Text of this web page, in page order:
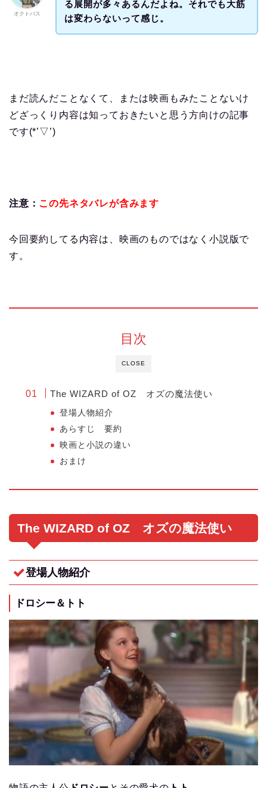
オクトパス
る展開が多々あるんだよね。それでも大筋
は変わらないって感じ。
まだ読んだことなくて、または映画もみたことないけ
どざっくり内容は知っておきたいと思う方向けの記事
です(*’▽’)
注意： この先ネタバレが含みます
今回要約してる内容は、映画のものではなく小説版で
す。
CLOSE
目次
The WIZARD of OZ オズの魔法使い
登場人物紹介
あらすじ 要約
映画と小説の違い
おまけ
The WIZARD of OZ オズの魔法使い
登場人物紹介
ドロシー＆トト